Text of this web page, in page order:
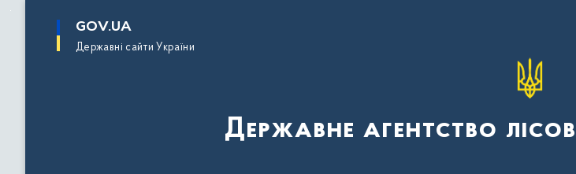
основного
GOV.UA
Державні сайти України
Державне агентство